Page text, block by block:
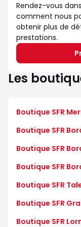
Rendez-vous
comment nous
obtenir plus de
prestations.
Les
Boutique SFR
Boutique SFR
Boutique SFR
Boutique SFR
Boutique SFR
Boutique SFR
Boutique SFR